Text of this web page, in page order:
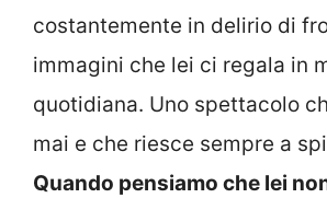
costantemente in delirio di
immagini che lei ci regala in
quotidiana. Uno spettacolo
mai e che riesce sempre a
Quando pensiamo che lei